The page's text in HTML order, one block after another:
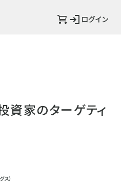
ログイン
資家のターゲティ
ス）